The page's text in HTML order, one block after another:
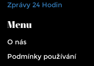
Zprávy 24 Hodin
Menu
O nás
Podmínky používání